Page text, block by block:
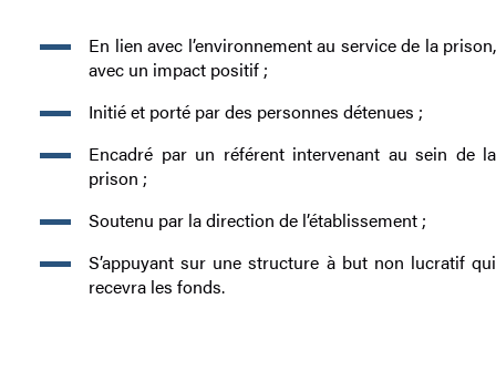
En lien avec l’environnement au service de la prison,
avec un impact positif ;
Initié et porté par des personnes détenues ;
Encadré par un référent intervenant au sein de la
prison ;
Soutenu par la direction de l’établissement ;
S’appuyant sur une structure à but non lucratif qui
recevra les fonds.